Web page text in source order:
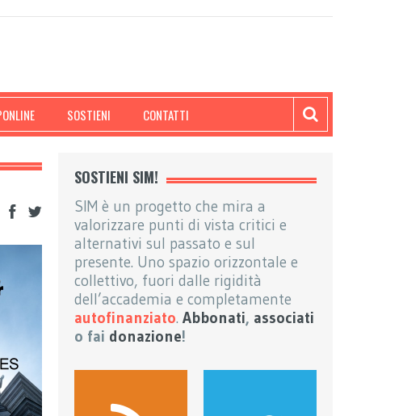
SOSTIENI CONTATTI
SOSTIENI SIM!
SIM è un progetto che mira a
valorizzare punti di vista critici e
alternativi sul passato e sul
presente. Uno spazio orizzontale e
collettivo, fuori dalle rigidità
dell’accademia e completamente
autofinanziato. Abbonati, associati
o fai donazione!